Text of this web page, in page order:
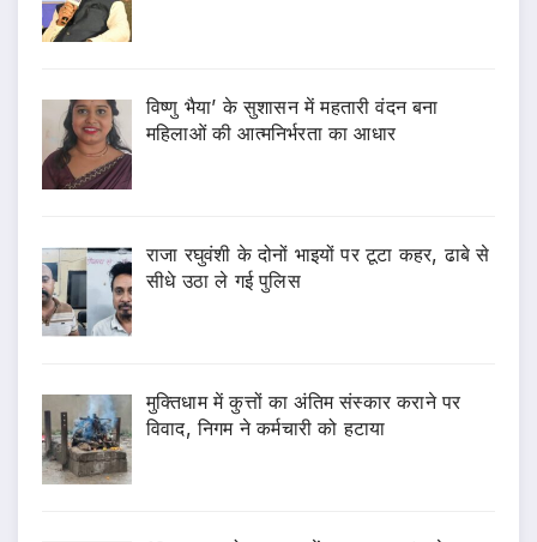
विष्णु भैया’ के सुशासन में महतारी वंदन बना
महिलाओं की आत्मनिर्भरता का आधार
राजा रघुवंशी के दोनों भाइयों पर टूटा कहर, ढाबे से
सीधे उठा ले गई पुलिस
मुक्तिधाम में कुत्तों का अंतिम संस्कार कराने पर
विवाद, निगम ने कर्मचारी को हटाया